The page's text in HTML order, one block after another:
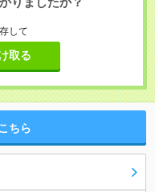
して
取る
ちら